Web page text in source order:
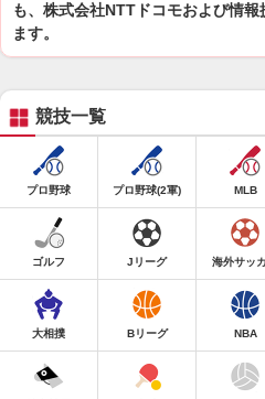
も、株式会社NTTドコモおよび情
ます。
競技一覧
プロ野球 プロ野球(2軍) MLB
ゴルフ Jリーグ 海外サッ
大相撲 Bリーグ NBA